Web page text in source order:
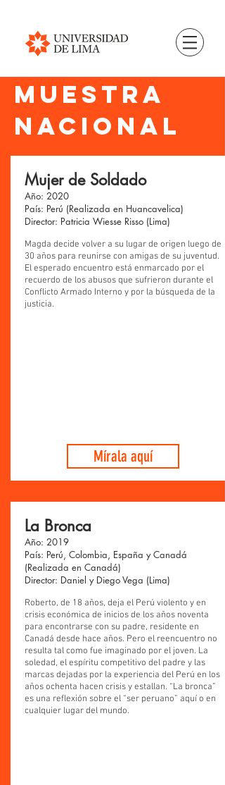
MUESTRA
nacional
Mujer de Soldado
Año: 2020
País: Perú (Realizada en Huancavelica)
Director: Patricia Wiesse Risso (Lima)
Magda decide volver a su lugar de origen luego de
30 años para reunirse con amigas de su juventud.
El esperado encuentro está enmarcado por el
recuerdo de los abusos que sufrieron durante el
Conflicto Armado Interno y por la búsqueda de la
justicia.
Mírala aquí
La Bronca
Año: 2019
País: Perú, Colombia, España y Canadá
(Realizada en Canadá)
Director: Daniel y Diego Vega (Lima)
Roberto, de 18 años, deja el Perú violento y en
crisis económica de inicios de los años noventa
para encontrarse con su padre, residente en
Canadá desde hace años. Pero el reencuentro no
resulta tal como fue imaginado por el joven. La
soledad, el espíritu competitivo del padre y las
marcas dejadas por la experiencia del Perú en los
años ochenta hacen crisis y estallan. “La bronca”
es una reflexión sobre el “ser peruano” aquí o en
cualquier lugar del mundo.